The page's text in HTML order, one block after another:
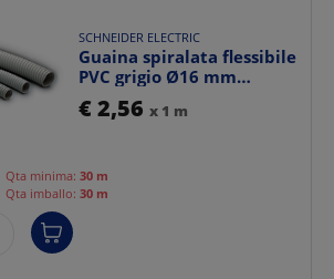
SCHNEIDER ELECTRIC
Guaina spiralata flessibile
PVC grigio Ø16 mm
protezione IP64 per...
€ 2,56 x 1 m
Qta minima: 30 m
Qta imballo: 30 m